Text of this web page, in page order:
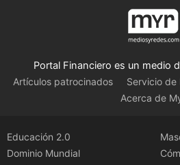
Portal Financiero es un medio
Artículos patrocinados Servicio de
Acerca de
Educación 2.0
Dominio Mundial